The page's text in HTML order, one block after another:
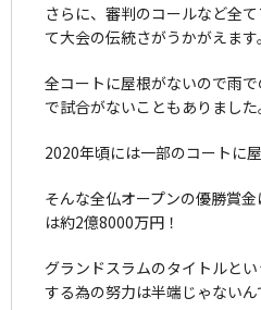
さらに、審判のコールなど全
て大会の伝統さがうかがえます。
全コートに屋根がないので雨
で試合がないこともありました
2020年頃には一部のコートに
そんな全仏オープンの優勝賞
は約2億8000万円！
グランドスラムのタイトルと
する為の努力は半端じゃないん